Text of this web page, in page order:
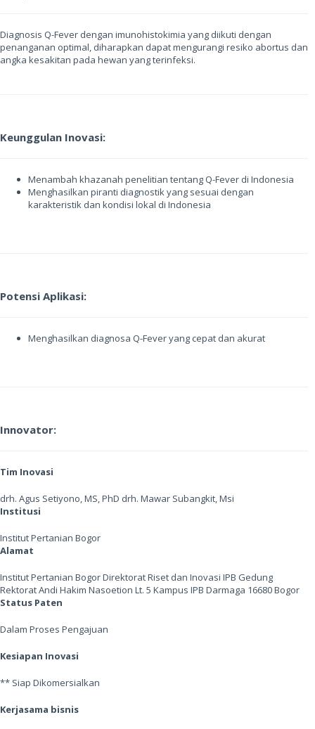
Diagnosis Q-Fever dengan imunohistokimia yang diikuti dengan
penanganan optimal, diharapkan dapat mengurangi resiko abortus dan
angka kesakitan pada hewan yang terinfeksi.
Keunggulan Inovasi:
Menambah khazanah penelitian tentang Q-Fever di Indonesia
Menghasilkan piranti diagnostik yang sesuai dengan
karakteristik dan kondisi lokal di Indonesia
Potensi Aplikasi:
Menghasilkan diagnosa Q-Fever yang cepat dan akurat
Innovator:
Tim Inovasi
drh. Agus Setiyono, MS, PhD drh. Mawar Subangkit, Msi
Institusi
Institut Pertanian Bogor
Alamat
Institut Pertanian Bogor Direktorat Riset dan Inovasi IPB Gedung
Rektorat Andi Hakim Nasoetion Lt. 5 Kampus IPB Darmaga 16680 Bogor
Status Paten
Dalam Proses Pengajuan
Kesiapan Inovasi
** Siap Dikomersialkan
Kerjasama bisnis